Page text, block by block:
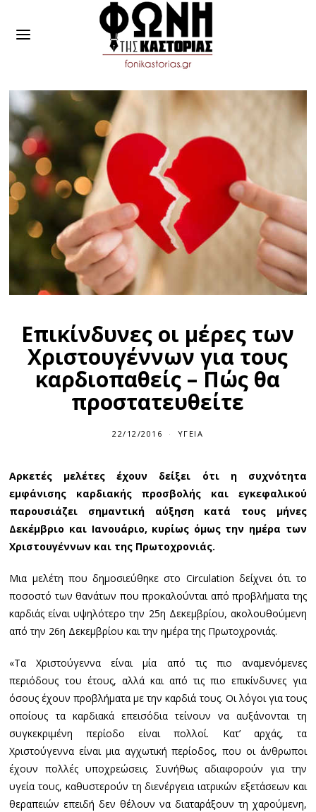
Επικίνδυνες οι μέρες των
Χριστουγέννων για τους
καρδιοπαθείς – Πώς θα
προστατευθείτε
22/12/2016 ΥΓΕΊΑ
Αρκετές μελέτες έχουν δείξει ότι η συχνότητα
εμφάνισης καρδιακής προσβολής και εγκεφαλικού
παρουσιάζει σημαντική αύξηση κατά τους μήνες
Δεκέμβριο και Ιανουάριο, κυρίως όμως την ημέρα των
Χριστουγέννων και της Πρωτοχρονιάς.
Μια μελέτη που δημοσιεύθηκε στο Circulation δείχνει ότι το
ποσοστό των θανάτων που προκαλούνται από προβλήματα της
καρδιάς είναι υψηλότερο την 25η Δεκεμβρίου, ακολουθούμενη
από την 26η Δεκεμβρίου και την ημέρα της Πρωτοχρονιάς.
«Τα Χριστούγεννα είναι μία από τις πιο αναμενόμενες
περιόδους του έτους, αλλά και από τις πιο επικίνδυνες για
όσους έχουν προβλήματα με την καρδιά τους. Οι λόγοι για τους
οποίους τα καρδιακά επεισόδια τείνουν να αυξάνονται τη
συγκεκριμένη περίοδο είναι πολλοί. Κατ’ αρχάς, τα
Χριστούγεννα είναι μια αγχωτική περίοδος, που οι άνθρωποι
έχουν πολλές υποχρεώσεις. Συνήθως αδιαφορούν για την
υγεία τους, καθυστερούν τη διενέργεια ιατρικών εξετάσεων και
θεραπειών επειδή δεν θέλουν να διαταράξουν τη χαρούμενη,